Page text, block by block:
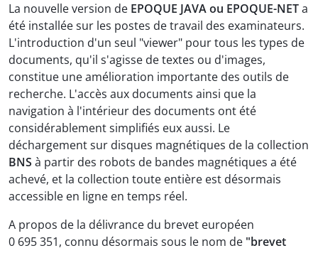
La nouvelle version de EPOQUE JAVA ou EPOQUE-NETa
été installée sur les postes de travail des examinateurs.
L'introduction d'un seul "viewer" pour tous les types de
documents, qu'il s'agisse de textes ou d'images,
constitue une amélioration importante des outils de
recherche. L'accès aux documents ainsi que la
navigation à l'intérieur des documents ont été
considérablement simplifiés eux aussi. Le
déchargement sur disques magnétiques de la collection
BNS à partir des robots de bandes magnétiques a été
achevé, et la collection toute entière est désormais
accessible en ligne en temps réel.
A propos de la délivrance du brevet européen
0 695 351, connu désormais sous le nom de "brevet